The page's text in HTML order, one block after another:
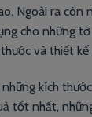
Ngoài ra còn
cho những
và thiết
kích
tốt nhất,